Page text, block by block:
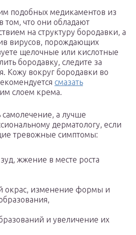
подобных медикаментов из
том, что они обладают
на структуру бородавки, а
вирусов, порождающих
щелочные или кислотные
бородавку, следите за
Кожу вокруг бородавки во
смазать
слоем крема.
самолечение, а лучше
дерматологу, если
тревожные симптомы:
жжение в месте роста
окрас, изменение формы и
и увеличение их